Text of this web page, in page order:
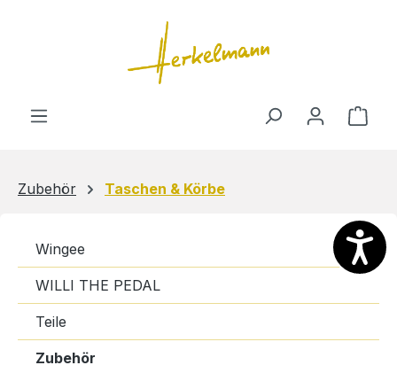
Zum Hauptinhalt springen
Zubehör Taschen & Körbe
Wingee
WILLI THE PEDAL
Teile
Zubehör